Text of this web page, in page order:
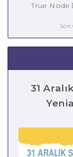
True Node
Son
31